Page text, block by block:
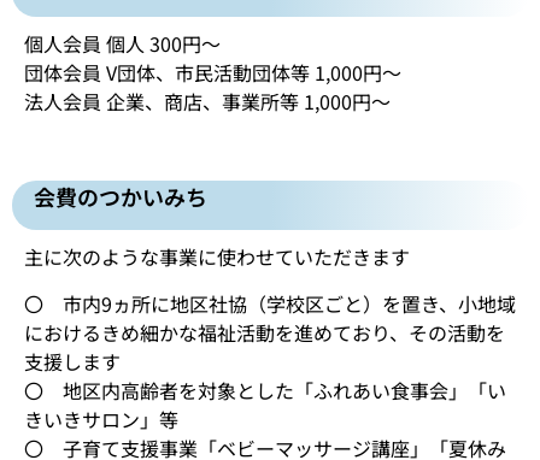
個人会員 個人 300円～
団体会員 V団体、市民活動団体等 1,000円～
法人会員 企業、商店、事業所等 1,000円～
会費のつかいみち
主に次のような事業に使わせていただきます
〇 市内9ヵ所に地区社協（学校区ごと）を置き、小地域
におけるきめ細かな福祉活動を進めており、その活動を
支援します
〇 地区内高齢者を対象とした「ふれあい食事会」「い
きいきサロン」等
〇 子育て支援事業「ベビーマッサージ講座」「夏休み